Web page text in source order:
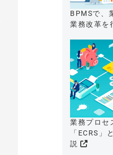
BPMSで、
業務改革を
業務プロセ
「ECRS」
説